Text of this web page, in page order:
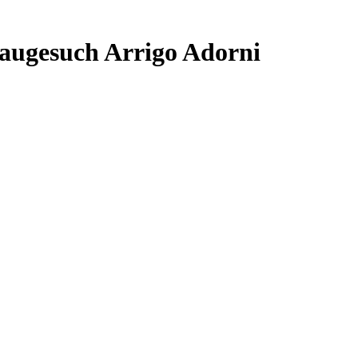
Arrigo Adorni